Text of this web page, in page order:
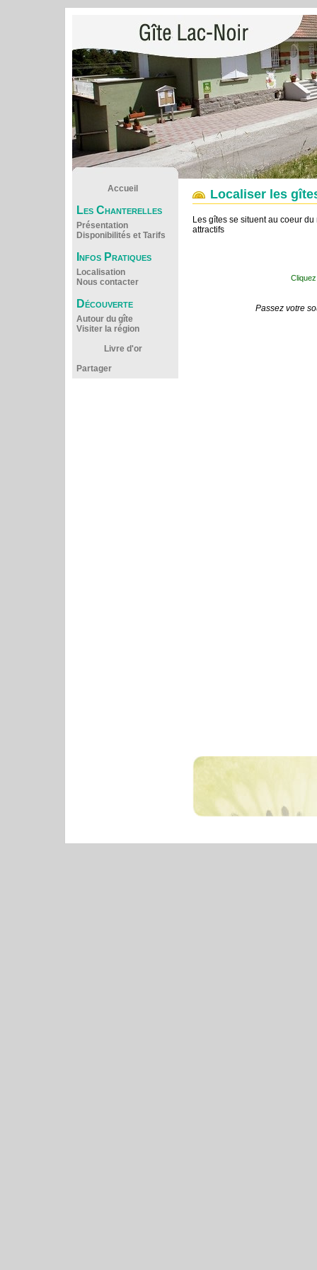
Accueil
Les Chanterelles
Présentation
Disponibilités et Tarifs
Infos Pratiques
Localisation
Nous contacter
Découverte
Autour du gîte
Visiter la région
Livre d'or
Partager
Localiser les
Les gîtes se situent au coeur
attractifs
Passez votre